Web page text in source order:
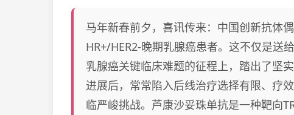
马年新春前夕，喜讯传来：中国创新抗体
HR+/HER2-晚期乳腺癌患者。这不仅是送
乳腺癌关键临床难题的征程上，踏出了坚
进展后，常常陷入后线治疗选择有限、疗
临严峻挑战。芦康沙妥珠单抗是一种靶向